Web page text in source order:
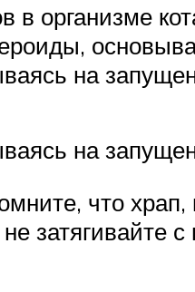
организме
на
на
что
затягивайте